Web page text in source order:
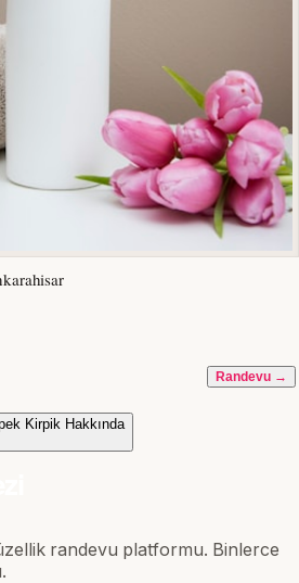
Randevu →
Kirpik Hakkında
randevu platformu. Binlerce